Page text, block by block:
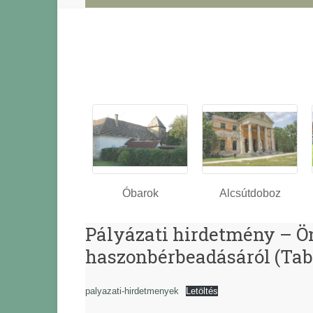
Óbarok Alcsútdoboz
Pályázati hirdetmény –
haszonbérbeadásáról
palyazati-hirdetmenyek Letöltés